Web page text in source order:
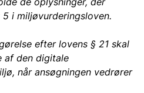
i miljøvurderingsloven.
efter lovens § 21 skal
af den digitale
når ansøgningen vedrører